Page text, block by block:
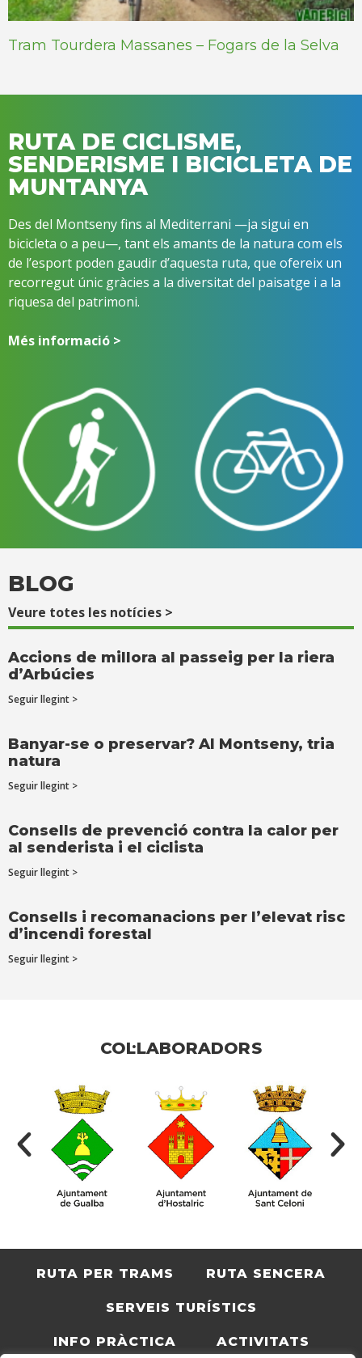
Tram Tourdera Massanes – Fogars de la Selva
RUTA DE CICLISME,
SENDERISME I BICICLETA DE
MUNTANYA
Des del Montseny fins al Mediterrani —ja sigui en
bicicleta o a peu—, tant els amants de la natura com els
de l’esport poden gaudir d’aquesta ruta, que ofereix un
recorregut únic gràcies a la diversitat del paisatge i a la
riquesa del patrimoni.
Més informació >
BLOG
Veure totes les notícies >
Accions de millora al passeig per la riera
d’Arbúcies
Seguir llegint >
Banyar-se o preservar? Al Montseny, tria
natura
Seguir llegint >
Consells de prevenció contra la calor per
al senderista i el ciclista
Seguir llegint >
Consells i recomanacions per l’elevat risc
d’incendi forestal
Seguir llegint >
COL·LABORADORS
RUTA PER TRAMS RUTA SENCERA
SERVEIS TURÍSTICS
INFO PRÀCTICA ACTIVITATS